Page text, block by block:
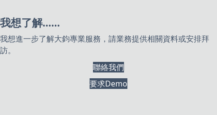
我想了解......
我想進一步了解大鈞專業服務，請業務提供相關資料或安排拜
訪。
聯絡我們
要求Demo